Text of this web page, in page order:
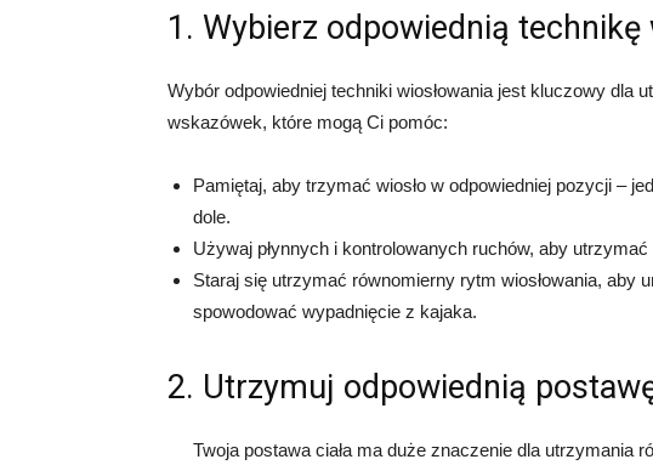
1. Wybierz odpowiednią technikę
Wybór odpowiedniej techniki wiosłowania jest kluczowy dla
wskazówek, które mogą Ci pomóc:
Pamiętaj, aby trzymać wiosło w odpowiedniej pozycji –
dole.
Używaj płynnych i kontrolowanych ruchów, aby utrzymać
Staraj się utrzymać równomierny rytm wiosłowania, aby
spowodować wypadnięcie z kajaka.
2. Utrzymuj odpowiednią
Twoja postawa ciała ma duże znaczenie dla utrzymania